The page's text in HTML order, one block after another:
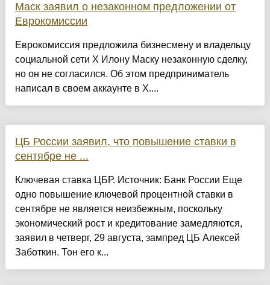
Маск заявил о незаконном предложении от
Еврокомиссии
Еврокомиссия предложила бизнесмену и владельцу
социальной сети X Илону Маску незаконную сделку,
но он не согласился. Об этом предприниматель
написал в своем аккаунте в X....
ЦБ России заявил, что повышение ставки в
сентябре не ...
Ключевая ставка ЦБР. Источник: Банк России Еще
одно повышение ключевой процентной ставки в
сентябре не является неизбежным, поскольку
экономический рост и кредитование замедляются,
заявил в четверг, 29 августа, зампред ЦБ Алексей
Заботкин. Тон его к...